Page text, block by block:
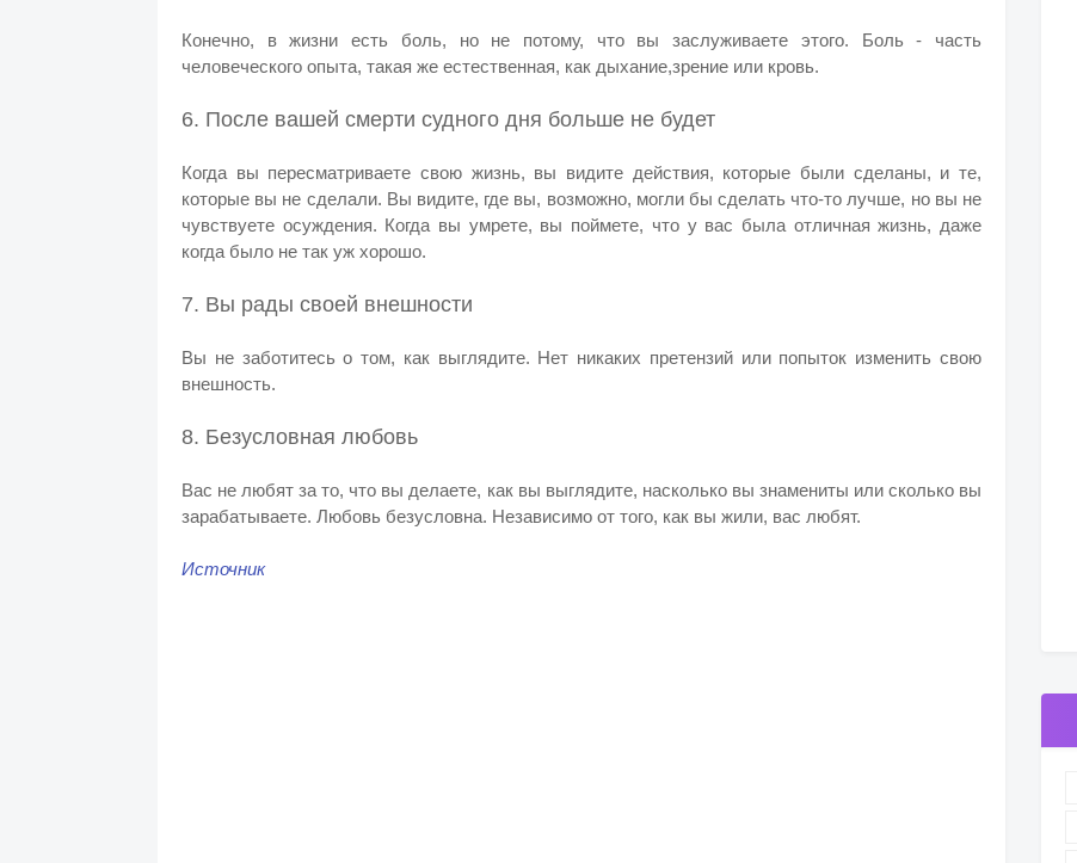
Конечно, в жизни есть боль, но не потому, что вы заслуживаете этого. Боль - часть
человеческого опыта, такая же естественная, как дыхание,зрение или кровь.
6. После вашей смерти судного дня больше не будет
Когда вы пересматриваете свою жизнь, вы видите действия, которые были сделаны, и те,
которые вы не сделали. Вы видите, где вы, возможно, могли бы сделать что-то лучше, но вы не
чувствуете осуждения. Когда вы умрете, вы поймете, что у вас была отличная жизнь, даже
когда было не так уж хорошо.
7. Вы рады своей внешности
Вы не заботитесь о том, как выглядите. Нет никаких претензий или попыток изменить свою
внешность.
8. Безусловная любовь
Вас не любят за то, что вы делаете, как вы выглядите, насколько вы знамениты или сколько вы
зарабатываете. Любовь безусловна. Независимо от того, как вы жили, вас любят.
Источник